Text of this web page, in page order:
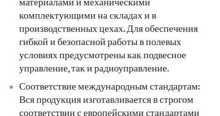
комплектующими на складах и в
производственных цехах. Для обеспечения
гибкой и безопасной работы в полевых
условиях предусмотрены как подвесное
управление, так и радиоуправление.
Соответствие международным стандартам:
Вся продукция изготавливается в строгом